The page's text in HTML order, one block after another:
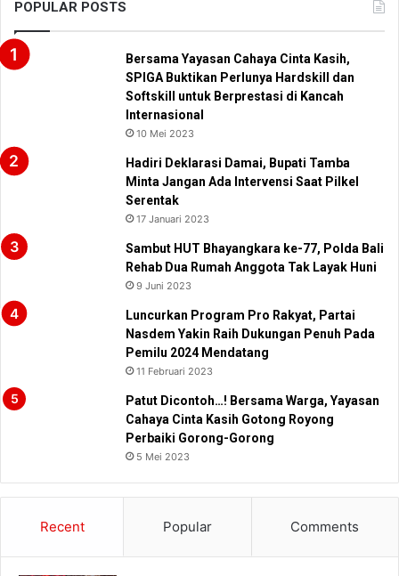
POPULAR POSTS
Bersama Yayasan Cahaya Cinta Kasih,
SPIGA Buktikan Perlunya Hardskill dan
Softskill untuk Berprestasi di Kancah
Internasional
10 Mei 2023
Hadiri Deklarasi Damai, Bupati Tamba
Minta Jangan Ada Intervensi Saat Pilkel
Serentak
17 Januari 2023
Sambut HUT Bhayangkara ke-77, Polda Bali
Rehab Dua Rumah Anggota Tak Layak Huni
9 Juni 2023
Luncurkan Program Pro Rakyat, Partai
Nasdem Yakin Raih Dukungan Penuh Pada
Pemilu 2024 Mendatang
11 Februari 2023
Patut Dicontoh…! Bersama Warga, Yayasan
Cahaya Cinta Kasih Gotong Royong
Perbaiki Gorong-Gorong
5 Mei 2023
Recent Popular Comments